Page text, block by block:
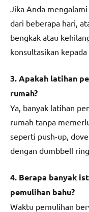
Jika Anda
dari beberapa hari,
bengkak atau
konsultasikan kepada
3. Apakah latihan
rumah?
Ya, banyak latihan
rumah tanpa
seperti push-up,
dengan dumbbell
4. Berapa banyak
pemulihan bahu?
Waktu pemulihan